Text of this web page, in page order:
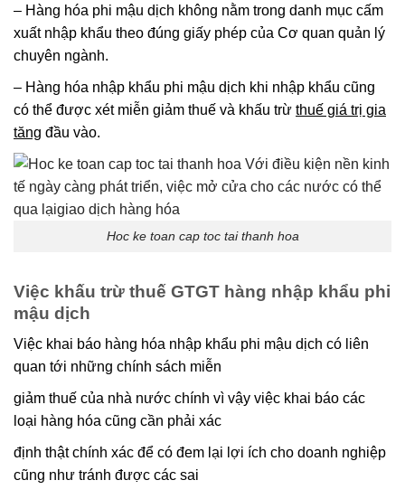
– Hàng hóa phi mậu dịch không nằm trong danh mục cấm
xuất nhập khẩu theo đúng giấy phép của Cơ quan quản lý
chuyên ngành.
– Hàng hóa nhập khẩu phi mậu dịch khi nhập khẩu cũng
có thể được xét miễn giảm thuế và khấu trừ thuế giá trị gia
tăng đầu vào.
Hoc ke toan cap toc tai thanh hoa
Việc khấu trừ thuế GTGT hàng nhập khẩu phi
mậu dịch
Việc khai báo hàng hóa nhập khẩu phi mậu dịch có liên
quan tới những chính sách miễn
giảm thuế của nhà nước chính vì vậy việc khai báo các
loại hàng hóa cũng cần phải xác
định thật chính xác để có đem lại lợi ích cho doanh nghiệp
cũng như tránh được các sai